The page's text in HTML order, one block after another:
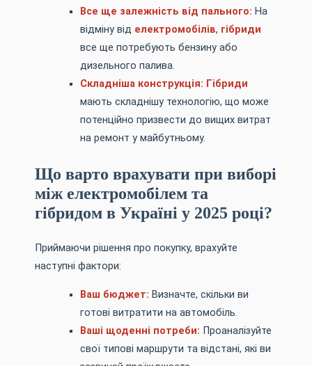
Все ще залежність від пального: На
відміну від електромобілів, гібриди
все ще потребують бензину або
дизельного палива.
Складніша конструкція: Гібриди
мають складнішу технологію, що може
потенційно призвести до вищих витрат
на ремонт у майбутньому.
Що варто врахувати при виборі
між електромобілем та
гібридом в Україні у 2025 році?
Приймаючи рішення про покупку, врахуйте
наступні фактори:
Ваш бюджет: Визначте, скільки ви
готові витратити на автомобіль.
Ваші щоденні потреби: Проаналізуйте
свої типові маршрути та відстані, які ви